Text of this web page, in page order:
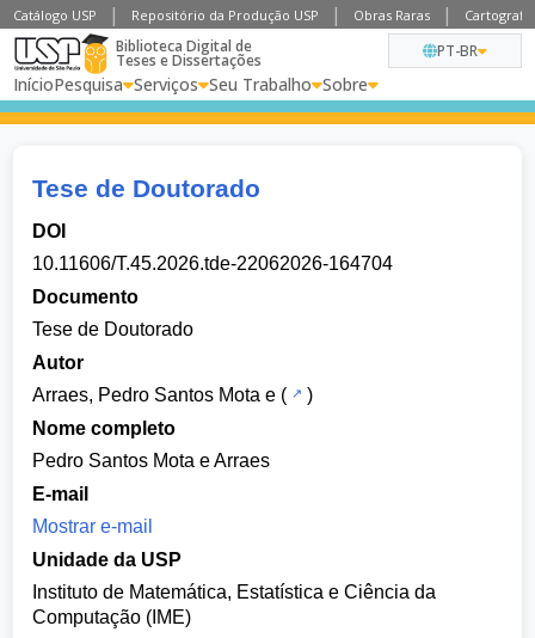
Catálogo USP Repositório da Produção USP Obras Raras
Biblioteca Digital de
Teses e Dissertações
InícioPesquisa Serviços Seu Trabalho Sobre
PT-BR
Tese de Doutorado
DOI
10.11606/T.45.2026.tde-22062026-164704
Documento
Tese de Doutorado
Autor
Arraes, Pedro Santos Mota e (
)
Nome completo
Pedro Santos Mota e Arraes
E-mail
Mostrar e-mail
Unidade da USP
Instituto de Matemática, Estatística e Ciência da
Computação (IME)